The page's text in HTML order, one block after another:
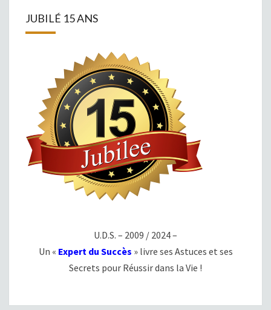
JUBILÉ 15 ANS
U.D.S. – 2009 / 2024 –
Un « Expert du Succès » livre ses Astuces et ses
Secrets pour Réussir dans la Vie !